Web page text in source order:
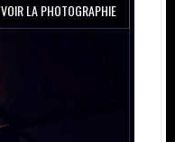
VOIR LA PHOTOGRAPHIE